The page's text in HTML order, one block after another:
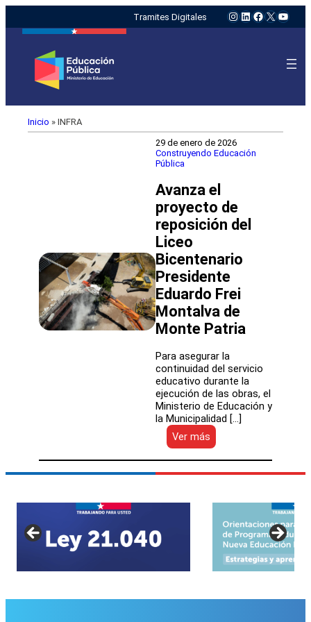
Tramites Digitales Instagram
LinkedIn
Facebook
X
Inicio » INFRA
29 de enero de 2026
Construyendo Educación
Pública
Avanza el
proyecto de
reposición del
Liceo
Bicentenario
Presidente
Eduardo Frei
Montalva de
Monte Patria
Para asegurar la
continuidad del servicio
educativo durante la
ejecución de las obras, el
Ministerio de Educación y
la Municipalidad […]
Ver más
Avanza
el
proyecto
Liceo
Bicentenario
Presidente
Eduardo
Frei
de